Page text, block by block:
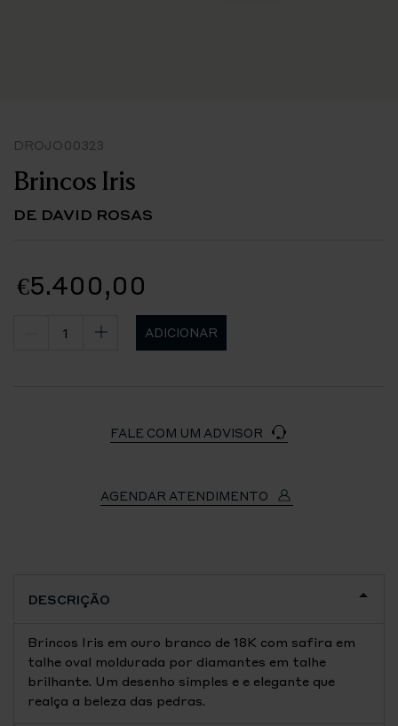
DROJO00323
Brincos Iris
DE DAVID ROSAS
€5.400,00
ADICIONAR
FALE COM UM ADVISOR
AGENDAR ATENDIMENTO
DESCRIÇÃO
Brincos Iris em ouro branco de 18K com safira em
talhe oval moldurada por diamantes em talhe
brilhante. Um desenho simples e e elegante que
realça a beleza das pedras.